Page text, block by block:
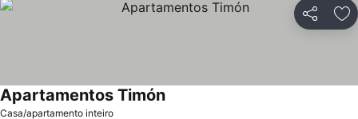
Partilhar
Casa/apartamento inteiro
Apartamentos TimónVer preços